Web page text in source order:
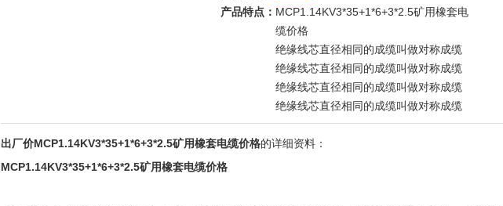
产品特点： MCP1.14KV3*35+1*6+3*2.5矿用橡套电
缆价格
绝缘线芯直径相同的成缆叫做对称成缆
绝缘线芯直径相同的成缆叫做对称成缆
绝缘线芯直径相同的成缆叫做对称成缆
绝缘线芯直径相同的成缆叫做对称成缆
出厂价MCP1.14KV3*35+1*6+3*2.5矿用橡套电缆价格的详细资料：
MCP1.14KV3*35+1*6+3*2.5矿用橡套电缆价格